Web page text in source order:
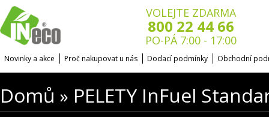
VOLEJTE ZDARMA
800 22 44 66
PO-PÁ 7:00 - 17:00
Novinky a akce Proč nakupovat u nás Dodací podmínky Obchodní
Domů » PELETY InFuel